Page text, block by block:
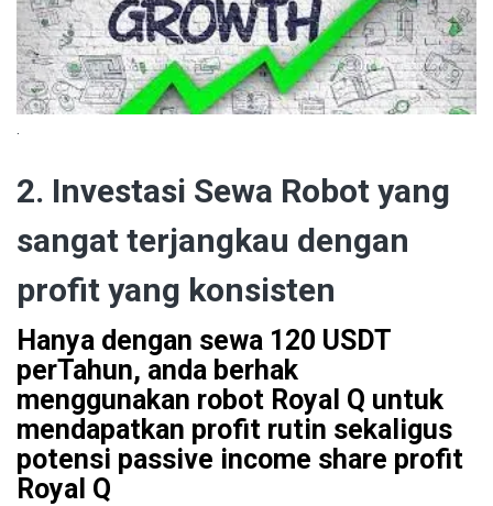
2. Investasi Sewa Robot yang
sangat terjangkau dengan
profit yang konsisten
Hanya dengan sewa 120 USDT
perTahun, anda berhak
menggunakan robot Royal Q untuk
mendapatkan profit rutin sekaligus
potensi passive income share profit
Royal Q